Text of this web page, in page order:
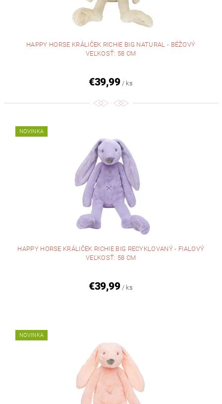
HAPPY HORSE KRÁLIČEK RICHIE BIG NATURAL - BÉŽOVÝ
VEĽKOSŤ: 58 CM
€39,99 / ks
NOVINKA
HAPPY HORSE KRÁLIČEK RICHIE BIG RECYKLOVANÝ - FIALOVÝ
VEĽKOSŤ: 58 CM
€39,99 / ks
NOVINKA